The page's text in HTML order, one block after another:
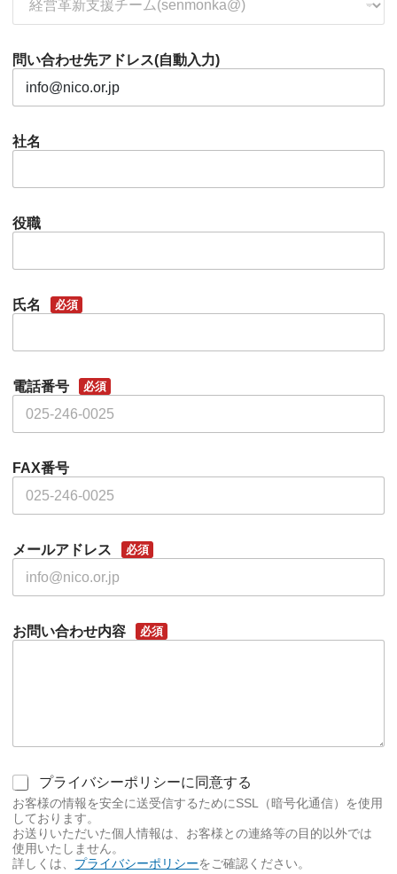
問い合わせ先アドレス(自動入力)
社名
役職
氏名 必須
電話番号 必須
FAX番号
メールアドレス 必須
お問い合わせ内容 必須
同
意
事
項
必
須
プライバシーポリシーに同意する
お客様の情報を安全に送受信するためにSSL（暗号化通信）を使用
しております。
お送りいただいた個人情報は、お客様との連絡等の目的以外では
使用いたしません。
詳しくは、 プライバシーポリシーをご確認ください。